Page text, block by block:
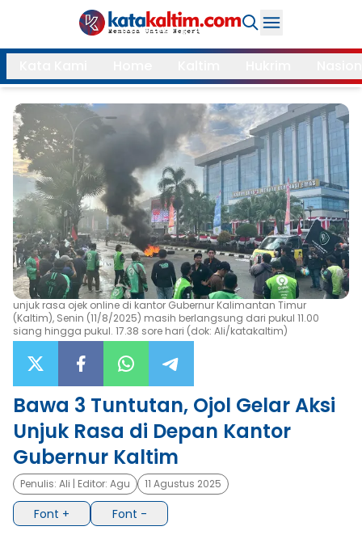
Daerah
Kukar
Samarinda
Bontang
Balikpapan
Kubar
Kutim
PPU
Mahulu
Paser
Berau
More
Internasional
Feature
Gaya
Hidup
×
Search
unjuk rasa ojek online di kantor Gubernur Kalimantan Timur
(Kaltim), Senin (11/8/2025) masih berlangsung dari pukul 11.00
siang hingga pukul. 17.38 sore hari (dok: Ali/katakaltim)
Bawa 3 Tuntutan, Ojol Gelar Aksi
Unjuk Rasa di Depan Kantor
Gubernur Kaltim
Penulis: Ali | Editor: Agu 11 Agustus 2025
Font + Font -